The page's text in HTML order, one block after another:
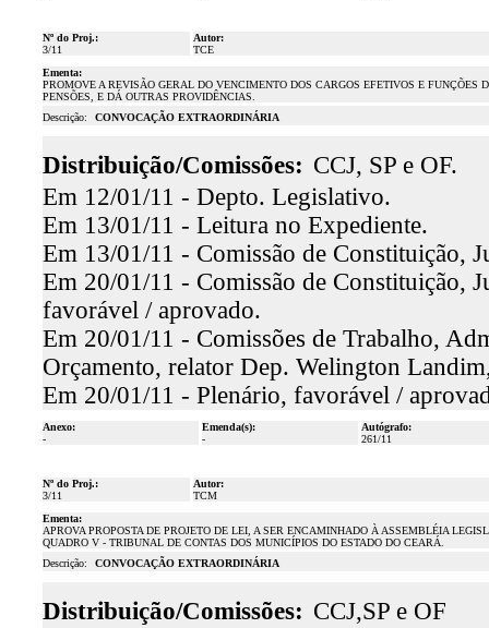
Nº do Proj.:
3/11
Autor:
TCE
Ementa:
PROMOVE A REVISÃO GERAL DO VENCIMENTO DOS CARGOS EFETIVOS E
PENSÕES, E DÁ OUTRAS PROVIDÊNCIAS.
Descrição:
CONVOCAÇÃO EXTRAORDINÁRIA
Distribuição/Comissões: CCJ, SP e OF.
Em 12/01/11 - Depto. Legislativo.
Em 13/01/11 - Leitura no Expediente.
Em 13/01/11 - Comissão de Constituição,
Em 20/01/11 - Comissão de Constituição,
favorável / aprovado.
Em 20/01/11 - Comissões de Trabalho,
Orçamento, relator Dep. Welington
Em 20/01/11 - Plenário, favorável /
Anexo:
-
Emenda(s):
-
Autógrafo:
261/11
Nº do Proj.:
3/11
Autor:
TCM
Ementa:
APROVA PROPOSTA DE PROJETO DE LEI, A SER ENCAMINHADO À ASSEMBLÉIA
QUADRO V - TRIBUNAL DE CONTAS DOS MUNICÍPIOS DO ESTADO DO CEARÁ.
Descrição:
CONVOCAÇÃO EXTRAORDINÁRIA
Distribuição/Comissões: CCJ,SP e OF